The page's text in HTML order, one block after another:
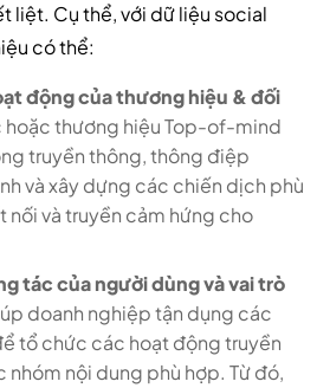
liệt. Cụ thể, với dữ liệu social
có thể:
động của thương hiệu & đối
hoặc thương hiệu Top-of-mind
truyền thông, thông điệp
và xây dựng các chiến dịch phù
nối và truyền cảm hứng cho
tác của người dùng và vai trò
doanh nghiệp tận dụng các
tổ chức các hoạt động truyền
nội dung phù hợp. Từ đó,